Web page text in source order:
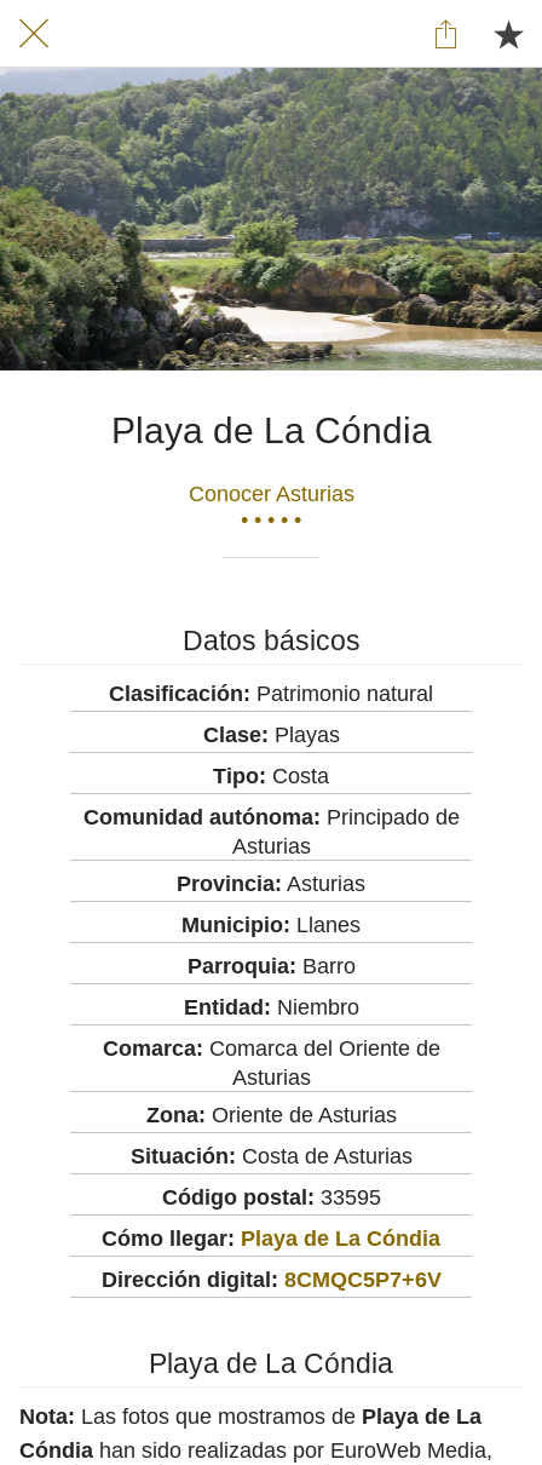
Playa de La Cóndia
Conocer Asturias
• • • • •
Datos básicos
Clasificación: Patrimonio natural
Clase: Playas
Tipo: Costa
Comunidad autónoma: Principado de
Asturias
Provincia: Asturias
Municipio: Llanes
Parroquia: Barro
Entidad: Niembro
Comarca: Comarca del Oriente de
Asturias
Zona: Oriente de Asturias
Situación: Costa de Asturias
Código postal: 33595
Cómo llegar: Playa de La Cóndia
Dirección digital: 8CMQC5P7+6V
Playa de La Cóndia
Nota: Las fotos que mostramos de Playa de La
Cóndia han sido realizadas por EuroWeb Media,